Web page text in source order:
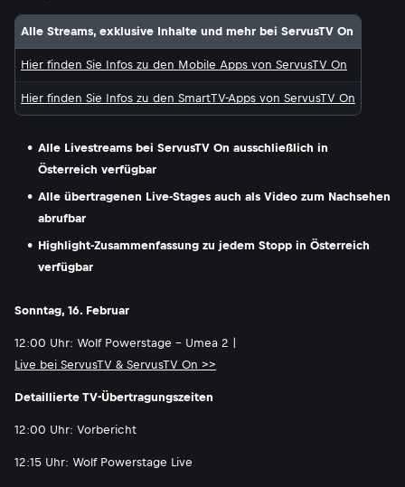
Alle Streams, exklusive Inhalte und mehr bei ServusTV On
Hier finden Sie Infos zu den Mobile Apps von ServusTV On
Hier finden Sie Infos zu den SmartTV-Apps von ServusTV On
Alle Livestreams bei ServusTV On ausschließlich in
Österreich verfügbar
Alle übertragenen Live-Stages auch als Video zum Nachsehen
abrufbar
Highlight-Zusammenfassung zu jedem Stopp in Österreich
verfügbar
Sonntag, 16. Februar
12:00 Uhr: Wolf Powerstage - Umea 2 |
Live bei ServusTV & ServusTV On >>
Detaillierte TV-Übertragungszeiten
12:00 Uhr: Vorbericht
12:15 Uhr: Wolf Powerstage Live